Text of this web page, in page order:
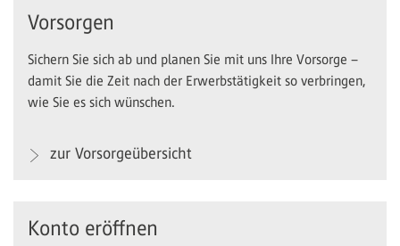
Vorsorgen
Sichern Sie sich ab und planen Sie mit uns Ihre Vorsorge –
damit Sie die Zeit nach der Erwerbstätigkeit so verbringen,
wie Sie es sich wünschen.
zur Vorsorgeübersicht
Konto eröffnen